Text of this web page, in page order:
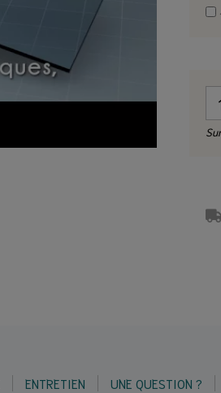
ENTRETIEN UNE QUESTION ?